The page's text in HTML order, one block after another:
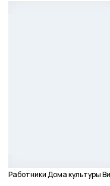
Работники Дома культуры